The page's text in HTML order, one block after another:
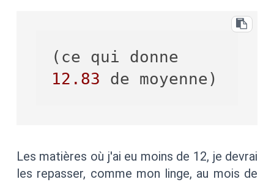
12.83
Les matières où j'ai eu moins de 12, je devrai
les repasser, comme mon linge, au mois de